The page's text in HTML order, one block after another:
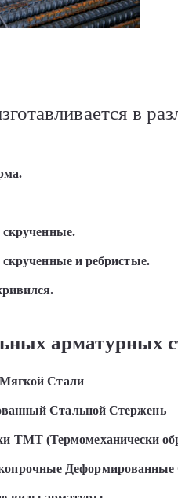
в
и ребристые.
арматурных
Стали
Стальной Стержень
ТМТ (Термомеханически